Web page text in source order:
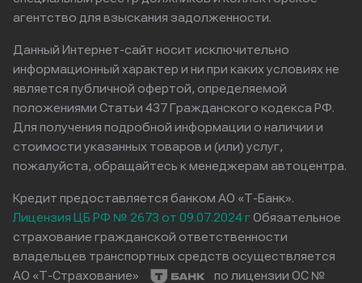
агентство для взыскания задолженности.
Данный Интернет-сайт носит исключительно
информационный характер и ни при каких условиях не
является публичной офертой, определяемой
положениями Статьи 437 Гражданского кодекса РФ.
Для получения подробной информации о наличии и
стоимости указанных товаров и (или) услуг,
пожалуйста, обращайтесь к менеджерам автоцентра.
Кредит предоставляется банком АО «Т-Банк».
Лицензия ЦБ РФ № 2673 от 09.07.2024 гОбязательное
страхование гражданской ответственности
владельцев транспортных средств осуществляется
АО «Т-Страхование»
по лицензии ОС №